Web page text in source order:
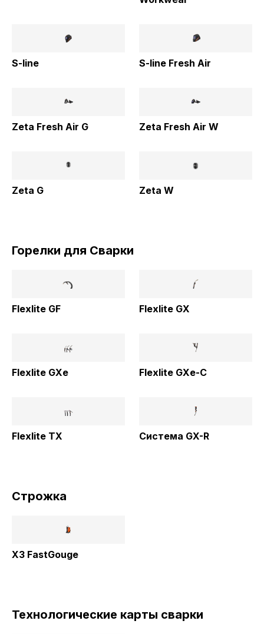
S-line S-line Fresh Air
Zeta Fresh Air G Zeta Fresh Air W
Zeta G Zeta W
Горелки для Cварки
Flexlite GF Flexlite GX
Flexlite GXe Flexlite GXe-C
Flexlite TX Система GX-R
Строжка
X3 FastGouge
Технологические карты сварки